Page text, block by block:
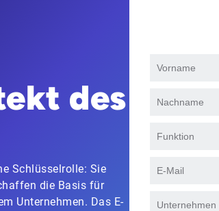
des
Schlüsselrolle: Sie
die Basis für
Unternehmen. Das E-